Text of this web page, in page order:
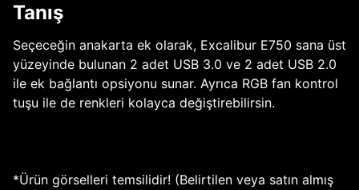
Tanış
Seçeceğin anakarta ek olarak, Excalibur E750 sana üst
yüzeyinde bulunan 2 adet USB 3.0 ve 2 adet USB 2.0
ile ek bağlantı opsiyonu sunar. Ayrıca RGB fan kontrol
tuşu ile de renkleri kolayca değiştirebilirsin.
*Ürün görselleri temsilidir! (Belirtilen veya satın almış